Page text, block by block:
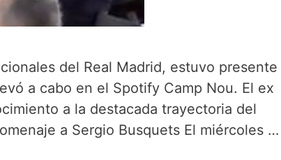
del Real Madrid, estuvo presente
a cabo en el Spotify Camp Nou. El ex
a la destacada trayectoria del
a Sergio Busquets El miércoles …